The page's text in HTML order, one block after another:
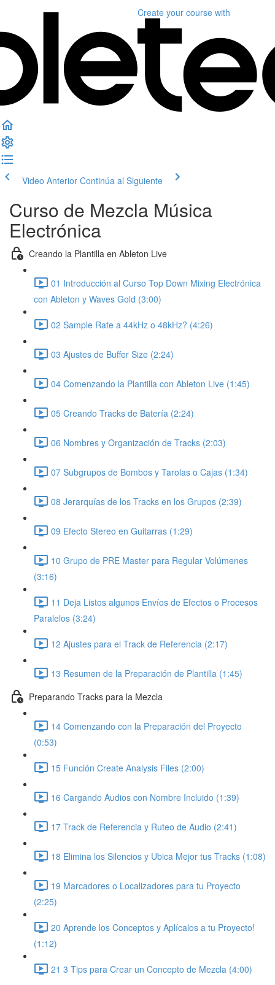
Create your course with
Video Anterior Continúa al Siguiente
Curso de Mezcla Música
Electrónica
Creando la Plantilla en Ableton Live
01 Introducción al Curso Top Down Mixing Electrónica
con Ableton y Waves Gold (3:00)
02 Sample Rate a 44kHz o 48kHz? (4:26)
03 Ajustes de Buffer Size (2:24)
04 Comenzando la Plantilla con Ableton Live (1:45)
05 Creando Tracks de Batería (2:24)
06 Nombres y Organización de Tracks (2:03)
07 Subgrupos de Bombos y Tarolas o Cajas (1:34)
08 Jerarquías de los Tracks en los Grupos (2:39)
09 Efecto Stereo en Guitarras (1:29)
10 Grupo de PRE Master para Regular Volúmenes
(3:16)
11 Deja Listos algunos Envíos de Efectos o Procesos
Paralelos (3:24)
12 Ajustes para el Track de Referencia (2:17)
13 Resumen de la Preparación de Plantilla (1:45)
Preparando Tracks para la Mezcla
14 Comenzando con la Preparación del Proyecto
(0:53)
15 Función Create Analysis Files (2:00)
16 Cargando Audios con Nombre Incluido (1:39)
17 Track de Referencia y Ruteo de Audio (2:41)
18 Elimina los Silencios y Ubica Mejor tus Tracks (1:08)
19 Marcadores o Localizadores para tu Proyecto
(2:25)
20 Aprende los Conceptos y Aplícalos a tu Proyecto!
(1:12)
21 3 Tips para Crear un Concepto de Mezcla (4:00)